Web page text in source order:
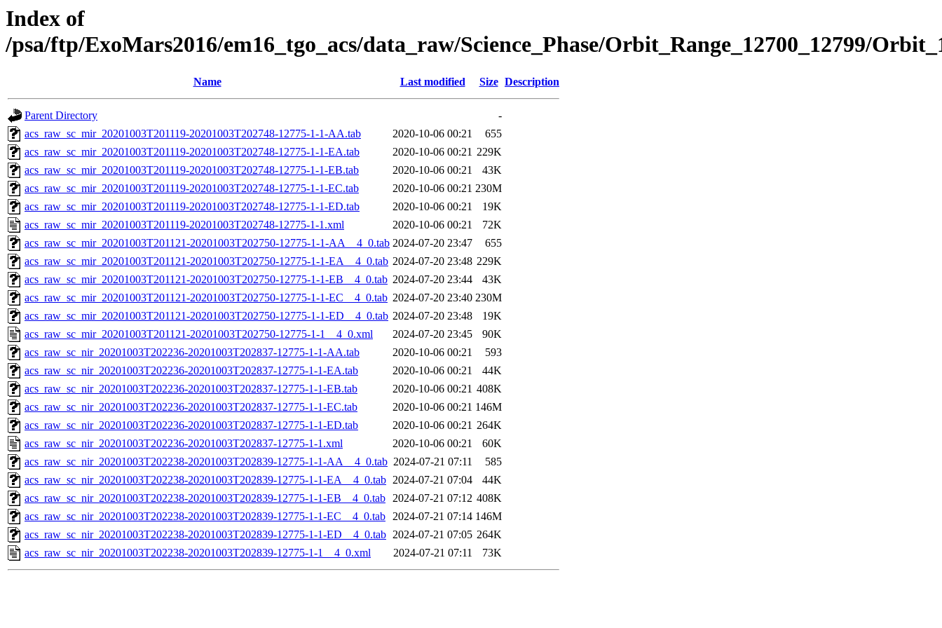
Index of
/psa/ftp/ExoMars2016/em16_tgo_acs/data_raw/Science_Phase/Orbit_Range_12700_12799/
Name Last modified Size Description
Parent Directory
-
acs_raw_sc_mir_20201003T201119-20201003T202748-12775-1-1-AA.tab
2020-10-06 00:21
655
acs_raw_sc_mir_20201003T201119-20201003T202748-12775-1-1-EA.tab
2020-10-06 00:21 229K
acs_raw_sc_mir_20201003T201119-20201003T202748-12775-1-1-EB.tab
2020-10-06 00:21
43K
acs_raw_sc_mir_20201003T201119-20201003T202748-12775-1-1-EC.tab
2020-10-06 00:21 230M
acs_raw_sc_mir_20201003T201119-20201003T202748-12775-1-1-ED.tab
2020-10-06 00:21
19K
acs_raw_sc_mir_20201003T201119-20201003T202748-12775-1-1.xml
2020-10-06 00:21
72K
acs_raw_sc_mir_20201003T201121-20201003T202750-12775-1-1-AA__4_0.tab 2024-07-20 23:47
655
acs_raw_sc_mir_20201003T201121-20201003T202750-12775-1-1-EA__4_0.tab 2024-07-20 23:48 229K
acs_raw_sc_mir_20201003T201121-20201003T202750-12775-1-1-EB__4_0.tab 2024-07-20 23:44
43K
acs_raw_sc_mir_20201003T201121-20201003T202750-12775-1-1-EC__4_0.tab 2024-07-20 23:40 230M
acs_raw_sc_mir_20201003T201121-20201003T202750-12775-1-1-ED__4_0.tab 2024-07-20 23:48
19K
acs_raw_sc_mir_20201003T201121-20201003T202750-12775-1-1__4_0.xml
2024-07-20 23:45
90K
acs_raw_sc_nir_20201003T202236-20201003T202837-12775-1-1-AA.tab
2020-10-06 00:21
593
acs_raw_sc_nir_20201003T202236-20201003T202837-12775-1-1-EA.tab
2020-10-06 00:21
44K
acs_raw_sc_nir_20201003T202236-20201003T202837-12775-1-1-EB.tab
2020-10-06 00:21 408K
acs_raw_sc_nir_20201003T202236-20201003T202837-12775-1-1-EC.tab
2020-10-06 00:21 146M
acs_raw_sc_nir_20201003T202236-20201003T202837-12775-1-1-ED.tab
2020-10-06 00:21 264K
acs_raw_sc_nir_20201003T202236-20201003T202837-12775-1-1.xml
2020-10-06 00:21
60K
acs_raw_sc_nir_20201003T202238-20201003T202839-12775-1-1-AA__4_0.tab 2024-07-21 07:11
585
acs_raw_sc_nir_20201003T202238-20201003T202839-12775-1-1-EA__4_0.tab 2024-07-21 07:04
44K
acs_raw_sc_nir_20201003T202238-20201003T202839-12775-1-1-EB__4_0.tab 2024-07-21 07:12 408K
acs_raw_sc_nir_20201003T202238-20201003T202839-12775-1-1-EC__4_0.tab 2024-07-21 07:14 146M
acs_raw_sc_nir_20201003T202238-20201003T202839-12775-1-1-ED__4_0.tab 2024-07-21 07:05 264K
acs_raw_sc_nir_20201003T202238-20201003T202839-12775-1-1__4_0.xml
2024-07-21 07:11 73K